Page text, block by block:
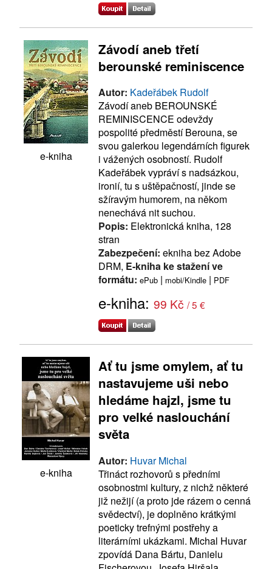
e-kniha
Závodí aneb třetí
berounské reminiscence
Autor: Kadeřábek Rudolf
Závodí aneb BEROUNSKÉ
REMINISCENCE odevždy
pospolité předměstí Berouna, se
svou galerkou legendárních figurek
i vážených osobností. Rudolf
Kadeřábek vypráví s nadsázkou,
ironií, tu s uštěpačností, jinde se
sžíravým humorem, na někom
nenechává nit suchou.
Popis: Elektronická kniha, 128
stran
Zabezpečení: ekniha bez Adobe
DRM, E-kniha ke stažení ve
formátu: ePub | mobi/Kindle | PDF
e-kniha: 99 Kč / 5 €
e-kniha
Ať tu jsme omylem, ať tu
nastavujeme uši nebo
hledáme hajzl, jsme tu
pro velké naslouchání
světa
Autor: Huvar Michal
Třináct rozhovorů s předními
osobnostmi kultury, z nichž některé
již nežijí (a proto jde rázem o cenná
svědectví), je doplněno krátkými
poeticky trefnými postřehy a
literárními ukázkami. Michal Huvar
zpovídá Dana Bártu, Danielu